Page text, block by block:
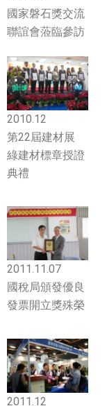
國家磐石獎交流
聯誼會蒞臨參訪
2010.12
第22屆建材展
綠建材標章授證
典禮
2011.11.07
國稅局頒發優良
發票開立獎殊榮
2011.12